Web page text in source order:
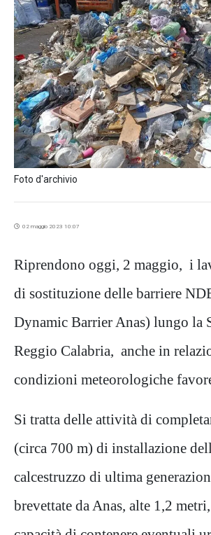
Foto d'archivio
02 maggio 2023 10:07
Riprendono oggi, 2 maggio, i
di sostituzione delle barriere
Dynamic Barrier Anas) lungo la
Reggio Calabria, anche in
condizioni meteorologiche
Si tratta delle attività di
(circa 700 m) di installazione
calcestruzzo di ultima
brevettate da Anas, alte 1,2